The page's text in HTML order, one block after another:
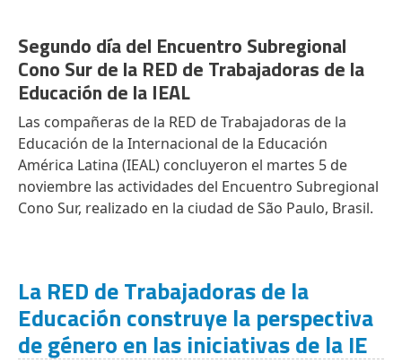
Segundo día del Encuentro Subregional
Cono Sur de la RED de Trabajadoras de la
Educación de la IEAL
Las compañeras de la RED de Trabajadoras de la
Educación de la Internacional de la Educación
América Latina (IEAL) concluyeron el martes 5 de
noviembre las actividades del Encuentro Subregional
Cono Sur, realizado en la ciudad de São Paulo, Brasil.
La RED de Trabajadoras de la
Educación construye la perspectiva
de género en las iniciativas de la IE